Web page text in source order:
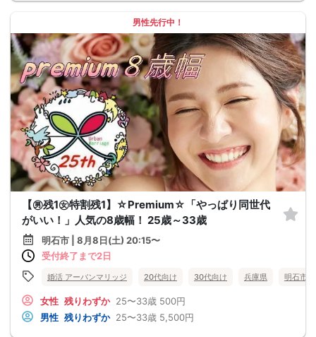
男性先行中！
【㊚残1㊛特割残1】☆Premium☆「やっぱり同世代
がいい！」人気の8歳幅！ 25歳～33歳
明石市 | 8月8日(土) 20:15〜
受付終了まで2日
婚活 アーバンマリッジ 20代向け 30代向け 兵庫県 明石市
女性 残りわずか 25〜33歳 500円
男性 残りわずか 25〜33歳 5,500円